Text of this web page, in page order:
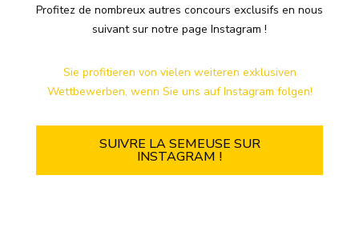
Profitez de nombreux autres concours exclusifs en nous
suivant sur notre page Instagram !
Sie profitieren von vielen weiteren exklusiven
Wettbewerben, wenn Sie uns auf Instagram folgen!
SUIVRE LA SEMEUSE SUR
INSTAGRAM !